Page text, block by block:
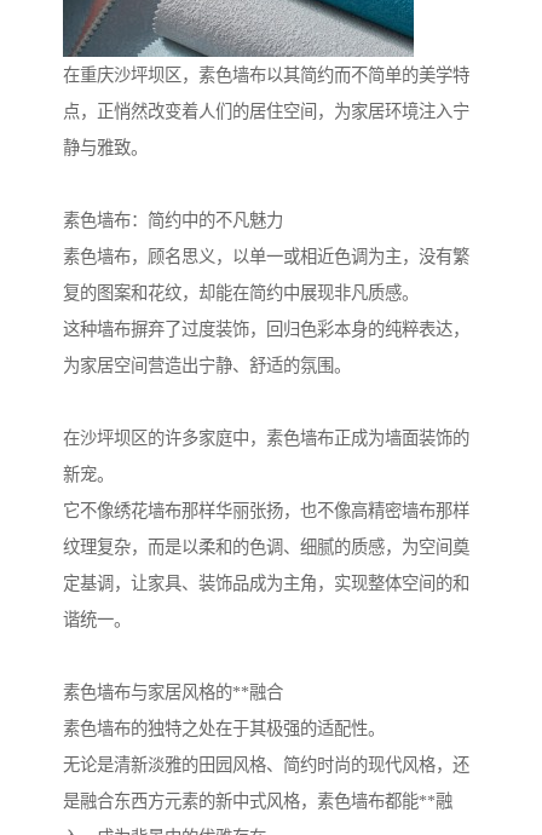
在重庆沙坪坝区，素色墙布以其简约而不简单的美学特
点，正悄然改变着人们的居住空间，为家居环境注入宁
静与雅致。
素色墙布：简约中的不凡魅力
素色墙布，顾名思义，以单一或相近色调为主，没有繁
复的图案和花纹，却能在简约中展现非凡质感。
这种墙布摒弃了过度装饰，回归色彩本身的纯粹表达，
为家居空间营造出宁静、舒适的氛围。
在沙坪坝区的许多家庭中，素色墙布正成为墙面装饰的
新宠。
它不像绣花墙布那样华丽张扬，也不像高精密墙布那样
纹理复杂，而是以柔和的色调、细腻的质感，为空间奠
定基调，让家具、装饰品成为主角，实现整体空间的和
谐统一。
素色墙布与家居风格的**融合
素色墙布的独特之处在于其极强的适配性。
无论是清新淡雅的田园风格、简约时尚的现代风格，还
是融合东西方元素的新中式风格，素色墙布都能**融